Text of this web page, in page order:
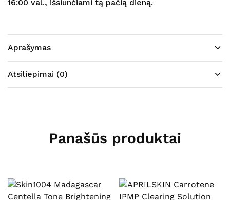
16:00 val., išsiunčiami tą pačią dieną.
Aprašymas
Atsiliepimai (0)
Panašūs produktai